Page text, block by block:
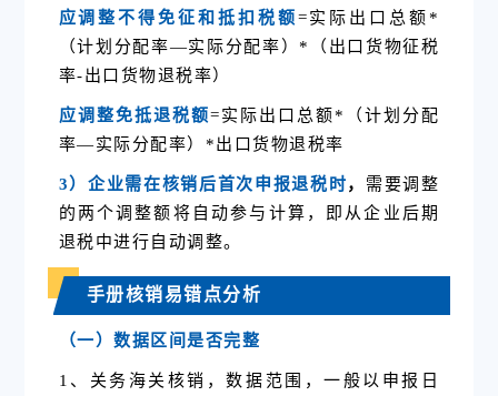
应调整不得免征和抵扣税额=实际出口总额*
（计划分配率—实际分配率）*（出口货物征税
率-出口货物退税率）
应调整免抵退税额=实际出口总额*（计划分配
率—实际分配率）*出口货物退税率
3）企业需在核销后首次申报退税时， 需要调整
的两个调整额将自动参与计算，即从企业后期
退税中进行自动调整。
手册核销易错点分析
（一）数据区间是否完整
1、关务海关核销，数据范围，一般以申报日